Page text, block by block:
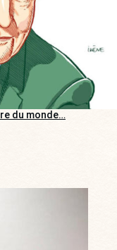
du monde…